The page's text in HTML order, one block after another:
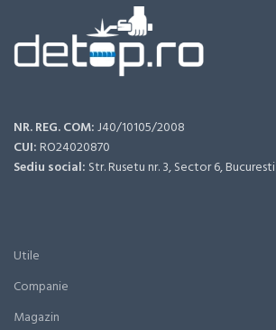
NR. REG. COM:J40/10105/2008
CUI:RO24020870
Sediu social: Str. Rusetu nr. 3, Sector 6, Bucuresti
Utile
Companie
Magazin